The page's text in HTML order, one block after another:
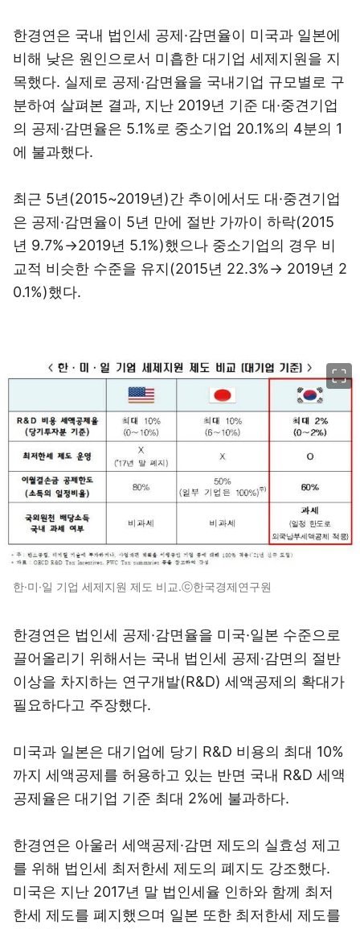
한경연은 국내 법인세 공제·감면율이 미국과 일본에
비해 낮은 원인으로서 미흡한 대기업 세제지원을 지
목했다. 실제로 공제·감면율을 국내기업 규모별로 구
분하여 살펴본 결과, 지난 2019년 기준 대·중견기업
의 공제·감면율은 5.1%로 중소기업 20.1%의 4분의 1
에 불과했다.
최근 5년(2015~2019년)간 추이에서도 대·중견기업
은 공제·감면율이 5년 만에 절반 가까이 하락(2015
년 9.7%→2019년 5.1%)했으나 중소기업의 경우 비
교적 비슷한 수준을 유지(2015년 22.3%→ 2019년 2
0.1%)했다.
한·미·일 기업 세제지원 제도 비교.ⓒ한국경제연구원
한경연은 법인세 공제·감면율을 미국·일본 수준으로
끌어올리기 위해서는 국내 법인세 공제·감면의 절반
이상을 차지하는 연구개발(R&D) 세액공제의 확대가
필요하다고 주장했다.
미국과 일본은 대기업에 당기 R&D 비용의 최대 10%
까지 세액공제를 허용하고 있는 반면 국내 R&D 세액
공제율은 대기업 기준 최대 2%에 불과하다.
한경연은 아울러 세액공제·감면 제도의 실효성 제고
를 위해 법인세 최저한세 제도의 폐지도 강조했다.
미국은 지난 2017년 말 법인세율 인하와 함께 최저
한세 제도를 폐지했으며 일본 또한 최저한세 제도를